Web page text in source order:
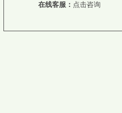
在线客服： 点击咨询